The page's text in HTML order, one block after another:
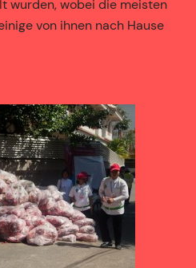
wurden, wobei die meisten
von ihnen nach Hause